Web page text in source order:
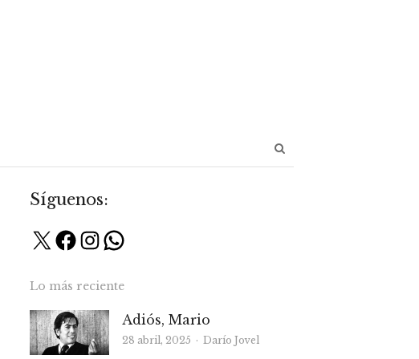
Síguenos:
X Facebook
Instagram
WhatsApp
Lo más reciente
Adiós, Mario
28 abril, 2025 Autor
Darío Jovel